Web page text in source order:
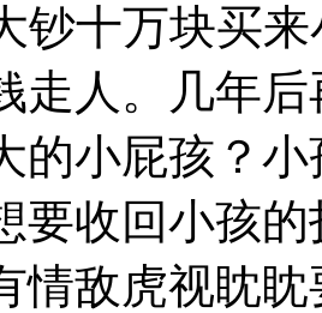
十万块买来
走人。几年
的小屁孩？
要收回小孩
情敌虎视眈